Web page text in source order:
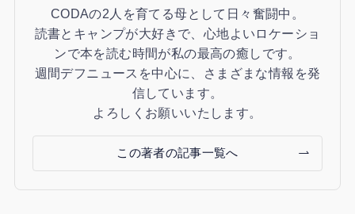
CODAの2人を育てる母として日々奮闘中。
読書とキャンプが大好きで、心地よいロケーショ
ンで本を読む時間が私の最高の癒しです。
週間デフニュースを中心に、さまざまな情報を発
信しています。
よろしくお願いいたします。
この著者の記事一覧へ